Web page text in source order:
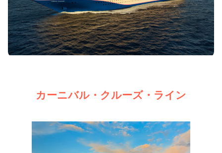
カーニバル・クルーズ・ライン